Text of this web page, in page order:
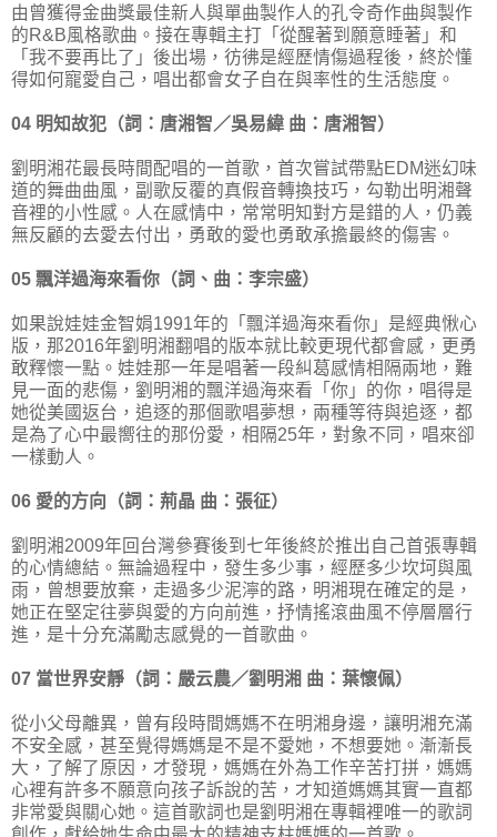
由曾獲得金曲獎最佳新人與單曲製作人的孔令奇作曲與製作
的R&B風格歌曲。接在專輯主打「從醒著到願意睡著」和
「我不要再比了」後出場，彷彿是經歷情傷過程後，終於懂
得如何寵愛自己，唱出都會女子自在與率性的生活態度。
04 明知故犯（詞：唐湘智／吳易緯 曲：唐湘智）
劉明湘花最長時間配唱的一首歌，首次嘗試帶點EDM迷幻味
道的舞曲曲風，副歌反覆的真假音轉換技巧，勾勒出明湘聲
音裡的小性感。人在感情中，常常明知對方是錯的人，仍義
無反顧的去愛去付出，勇敢的愛也勇敢承擔最終的傷害。
05 飄洋過海來看你（詞、曲：李宗盛）
如果說娃娃金智娟1991年的「飄洋過海來看你」是經典愀心
版，那2016年劉明湘翻唱的版本就比較更現代都會感，更勇
敢釋懷一點。娃娃那一年是唱著一段糾葛感情相隔兩地，難
見一面的悲傷，劉明湘的飄洋過海來看「你」的你，唱得是
她從美國返台，追逐的那個歌唱夢想，兩種等待與追逐，都
是為了心中最嚮往的那份愛，相隔25年，對象不同，唱來卻
一樣動人。
06 愛的方向（詞：荊晶 曲：張征）
劉明湘2009年回台灣參賽後到七年後終於推出自己首張專輯
的心情總結。無論過程中，發生多少事，經歷多少坎坷與風
雨，曾想要放棄，走過多少泥濘的路，明湘現在確定的是，
她正在堅定往夢與愛的方向前進，抒情搖滾曲風不停層層行
進，是十分充滿勵志感覺的一首歌曲。
07 當世界安靜（詞：嚴云農／劉明湘 曲：葉懷佩）
從小父母離異，曾有段時間媽媽不在明湘身邊，讓明湘充滿
不安全感，甚至覺得媽媽是不是不愛她，不想要她。漸漸長
大，了解了原因，才發現，媽媽在外為工作辛苦打拼，媽媽
心裡有許多不願意向孩子訴說的苦，才知道媽媽其實一直都
非常愛與關心她。這首歌詞也是劉明湘在專輯裡唯一的歌詞